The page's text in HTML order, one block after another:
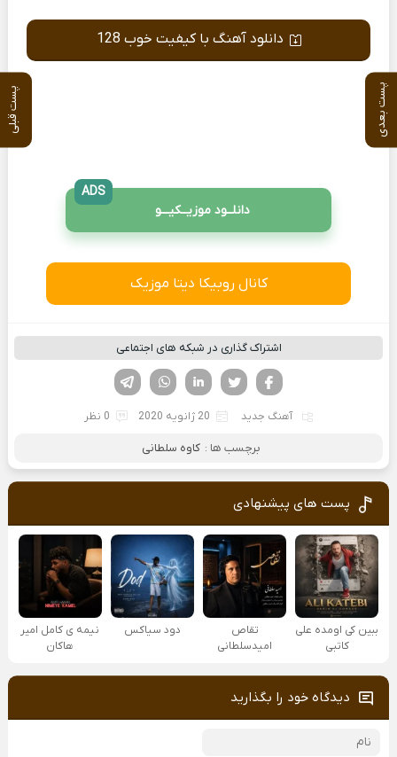
پست بعدی پست قبلی
دانلود آهنگ با کیفیت خوب 128
دانلــود موزیــکیـــو
ADS
کانال روبیکا دیتا موزیک
اشتراک گذاری در شبکه های اجتماعی
لینکدین تویتر
فیسوک
آهنگ جدید 20 ژانویه 2020 0 نظر
برچسب ها : کاوه سلطانی
پست های پیشنهادی
ببین کی اومده علی
کاتبی
تقاص
امیدسلطانی
دود سیاکس
نیمه ی کامل امیر
هاکان
دیدگاه خود را بگذارید